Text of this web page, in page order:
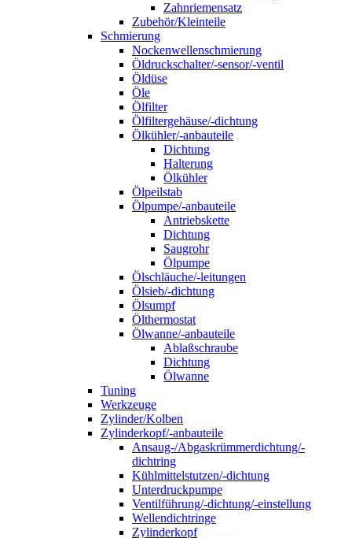
Zahnriemensatz
Zubehör/Kleinteile
Schmierung
Nockenwellenschmierung
Öldruckschalter/-sensor/-ventil
Öldüse
Öle
Ölfilter
Ölfiltergehäuse/-dichtung
Ölkühler/-anbauteile
Dichtung
Halterung
Ölkühler
Ölpeilstab
Ölpumpe/-anbauteile
Antriebskette
Dichtung
Saugrohr
Ölpumpe
Ölschläuche/-leitungen
Ölsieb/-dichtung
Ölsumpf
Ölthermostat
Ölwanne/-anbauteile
Ablaßschraube
Dichtung
Ölwanne
Tuning
Werkzeuge
Zylinder/Kolben
Zylinderkopf/-anbauteile
Ansaug-/Abgaskrümmerdichtung/-
dichtring
Kühlmittelstutzen/-dichtung
Unterdruckpumpe
Ventilführung/-dichtung/-einstellung
Wellendichtringe
Zylinderkopf